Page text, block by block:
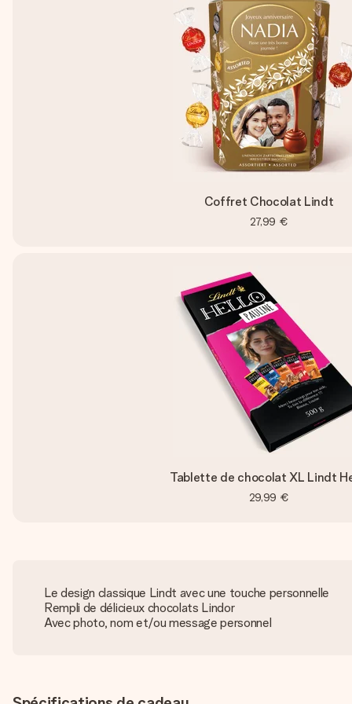
Coffret Chocolat Lindt
27,99 €
Tablette de chocolat XL Lindt
29,99 €
Le design classique Lindt avec une touche personnelle
Rempli de délicieux chocolats Lindor
Avec photo, nom et/ou message personnel